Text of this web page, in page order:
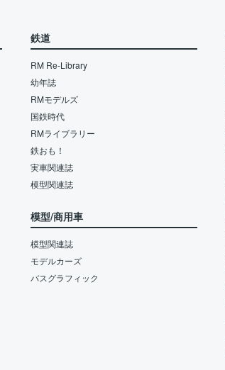
鉄道
RM Re-Library
幼年誌
RMモデルズ
国鉄時代
RMライブラリー
鉄おも！
実車関連誌
模型関連誌
模型/商用車
模型関連誌
モデルカーズ
バスグラフィック